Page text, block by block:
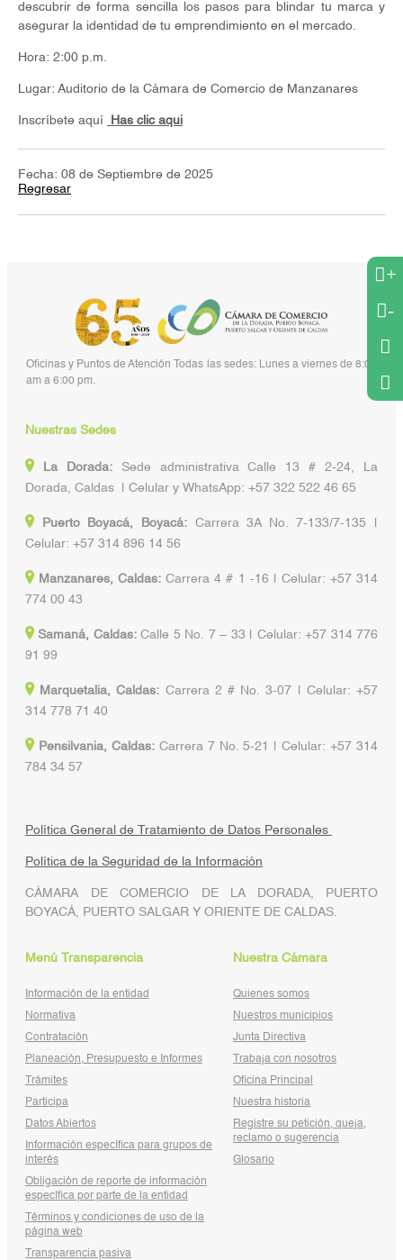
descubrir de forma sencilla los pasos para blindar tu marca y
asegurar la identidad de tu emprendimiento en el mercado.
Hora: 2:00 p.m.
Lugar: Auditorio de la Cámara de Comercio de Manzanares
Inscríbete aquí Has clic aqui
Fecha: 08 de Septiembre de 2025
Regresar
+
-
Oficinas y Puntos de Atención Todas las sedes: Lunes a viernes de 8:00
am a 6:00 pm.
Nuestras Sedes
La Dorada:Sede administrativa Calle 13 # 2-24, La
Dorada, Caldas | Celular y WhatsApp: +57 322 522 46 65
Puerto Boyacá, Boyacá:Carrera 3A No. 7-133/7-135 |
Celular: +57 314 896 14 56
Manzanares, Caldas: Carrera 4 # 1 -16 | Celular: +57 314
774 00 43
Samaná, Caldas:Calle 5 No. 7 – 33 | Celular: +57 314 776
91 99
Marquetalia, Caldas: Carrera 2 # No. 3-07 | Celular: +57
314 778 71 40
Pensilvania, Caldas:Carrera 7 No. 5-21 | Celular: +57 314
784 34 57
Política General de Tratamiento de Datos Personales
Política de la Seguridad de la Información
CÁMARA DE COMERCIO DE LA DORADA, PUERTO
BOYACÁ, PUERTO SALGAR Y ORIENTE DE CALDAS.
Menú Transparencia
Información de la entidad
Normativa
Contratación
Planeación, Presupuesto e Informes
Trámites
Participa
Datos Abiertos
Información específica para grupos de
interés
Obligación de reporte de información
específica por parte de la entidad
Términos y condiciones de uso de la
página web
Transparencia pasiva
Nuestra Cámara
Quienes somos
Nuestros municipios
Junta Directiva
Trabaja con nosotros
Oficina Principal
Nuestra historia
Registre su petición, queja,
reclamo o sugerencia
Glosario